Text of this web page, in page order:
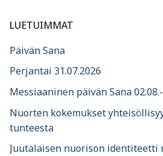
LUETUIMMAT
Päivän Sana
Perjantai 31.07.2026
Messiaaninen päivän Sana
Nuorten kokemukset
tunteesta
Juutalaisen nuorison identiteetti